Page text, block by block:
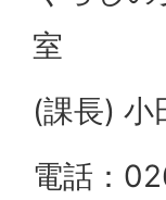
室
(課長) 小
電話：